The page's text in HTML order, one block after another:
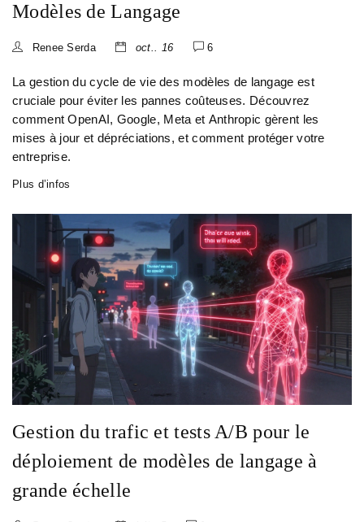
Modèles de Langage
Renee Serda oct.. 16 6
La gestion du cycle de vie des modèles de langage est
cruciale pour éviter les pannes coûteuses. Découvrez
comment OpenAI, Google, Meta et Anthropic gèrent les
mises à jour et dépréciations, et comment protéger votre
entreprise.
Plus d’infos
Gestion du trafic et tests A/B pour le
déploiement de modèles de langage à
grande échelle